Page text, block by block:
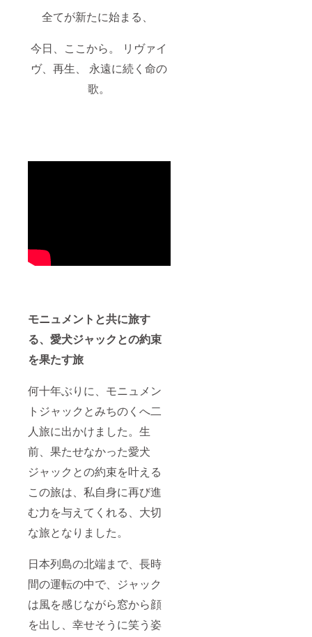
全てが新たに始まる、
今日、ここから。 リヴァイ
ヴ、再生、 永遠に続く命の
歌。
モニュメントと共に旅す
る、愛犬ジャックとの約束
を果たす旅
何十年ぶりに、モニュメン
トジャックとみちのくへ二
人旅に出かけました。生
前、果たせなかった愛犬
ジャックとの約束を叶える
この旅は、私自身に再び進
む力を与えてくれる、大切
な旅となりました。
日本列島の北端まで、長時
間の運転の中で、ジャック
は風を感じながら窓から顔
を出し、幸せそうに笑う姿